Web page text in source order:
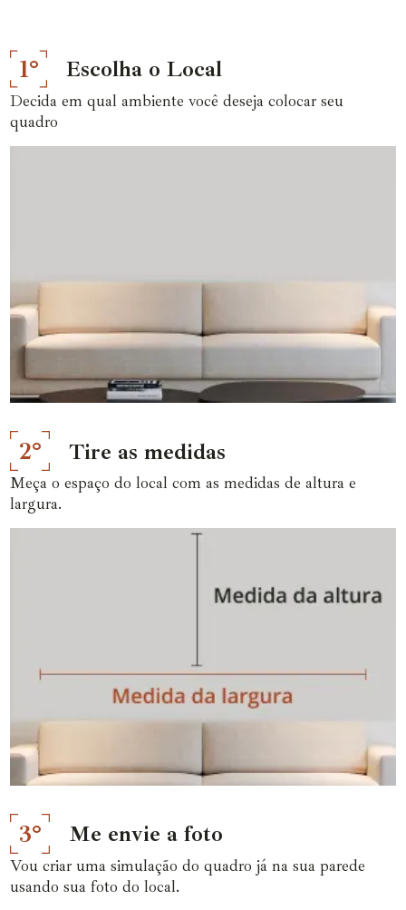
1° Escolha o Local
Decida em qual ambiente você deseja colocar seu
quadro
2° Tire as medidas
Meça o espaço do local com as medidas de altura e
largura.
3° Me envie a foto
Vou criar uma simulação do quadro já na sua parede
usando sua foto do local.